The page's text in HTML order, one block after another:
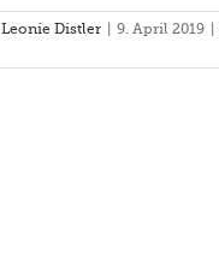
Leonie Distler 9. April 2019